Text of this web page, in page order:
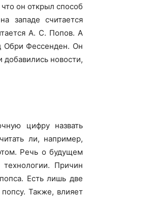
он открыл способ
западе считается
А. С. Попов. А
Обри Фессенден. Он
новости,
цифру назвать
ли, например,
Речь о будущем
Причин
Есть лишь две
Также, влияет